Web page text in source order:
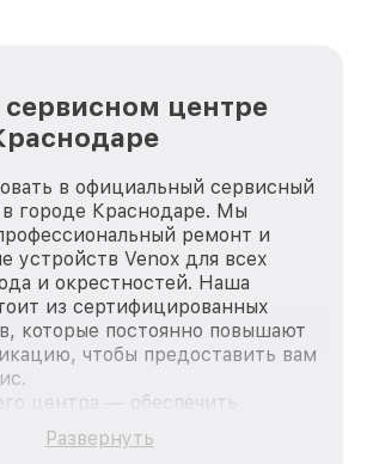
центре
в официальный сервисный
городе Краснодаре. Мы
ремонт и
устройств Venox для всех
и окрестностей. Наша
из сертифицированных
которые постоянно повышают
чтобы предоставить вам
центра — обеспечить
и доступный ремонт для
продукции Venox, вне
Развернуть